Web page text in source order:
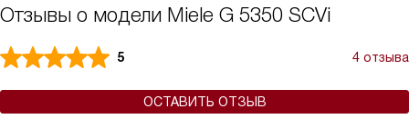
Отзывы о модели Miele G 5350 SCVi
5 4 отзыва
ОСТАВИТЬ ОТЗЫВ